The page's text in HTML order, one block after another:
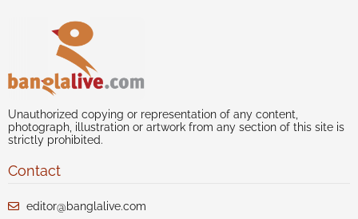
Unauthorized copying or representation of any content,
photograph, illustration or artwork from any section of this site is
strictly prohibited.
Contact
editor@banglalive.com